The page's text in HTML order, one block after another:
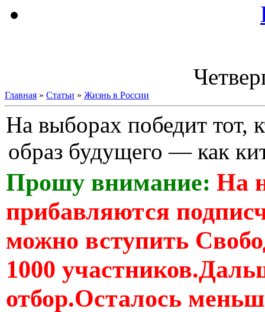
Главная » Статьи » Жизнь в России
На выборах победит тот,
образ будущего — как
Прошу внимание: На
прибавляются
можно вступить
1000
отбор.Осталось